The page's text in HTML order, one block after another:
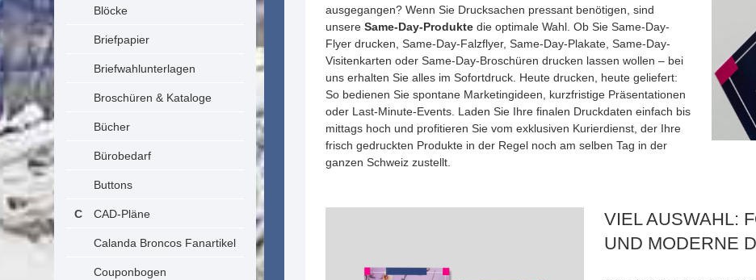
Blöcke
Briefpapier
Briefwahlunterlagen
Broschüren & Kataloge
Bücher
Bürobedarf
Buttons
CAD-Pläne
Calanda Broncos Fanartikel
Couponbogen
ausgegangen? Wenn Sie Drucksachen pressant benötigen, sind
unsere Same-Day-Produkte die optimale Wahl. Ob Sie Same-Day-
Flyer drucken, Same-Day-Falzflyer, Same-Day-Plakate, Same-Day-
Visitenkarten oder Same-Day-Broschüren drucken lassen wollen – bei
uns erhalten Sie alles im Sofortdruck. Heute drucken, heute geliefert:
So bedienen Sie spontane Marketingideen, kurzfristige Präsentationen
oder Last-Minute-Events. Laden Sie Ihre finalen Druckdaten einfach bis
mittags hoch und profitieren Sie vom exklusiven Kurierdienst, der Ihre
frisch gedruckten Produkte in der Regel noch am selben Tag in der
ganzen Schweiz zustellt.
VIEL AUSWAHL:
UND MODERNE